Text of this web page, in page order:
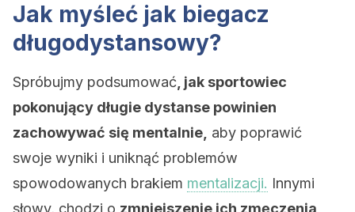
Jak myśleć jak biegacz
długodystansowy?
Spróbujmy podsumować , jak sportowiec
pokonujący długie dystanse powinien
zachowywać się mentalnie, aby poprawić
swoje wyniki i uniknąć problemów
spowodowanych brakiem mentalizacji. Innymi
słowy, chodzi o zmniejszenie ich zmęczenia,